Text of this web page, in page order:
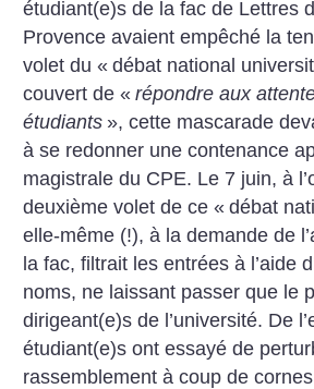
étudiant(e)s de la fac de Lettres
Provence avaient empêché la
volet du « débat national
couvert de « répondre aux
étudiants », cette mascarade
à se redonner une contenance
magistrale du CPE. Le 7 juin, à
deuxième volet de ce « débat
elle-même (!), à la demande de
la fac, filtrait les entrées à l’aide
noms, ne laissant passer que le
dirigeant(e)s de l’université. De
étudiant(e)s ont essayé de
rassemblement à coup de